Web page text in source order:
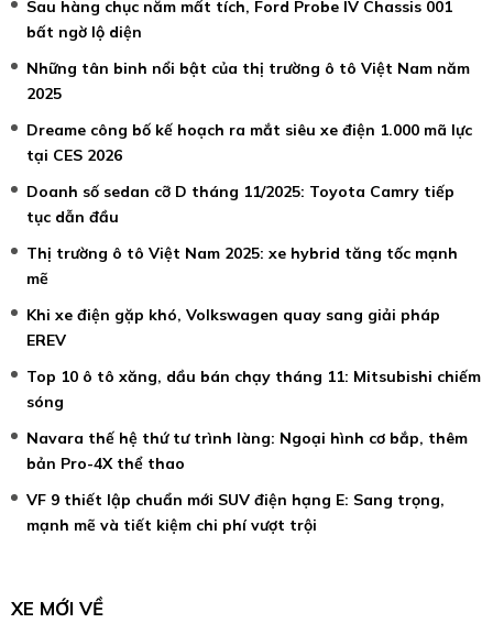
Sau hàng chục năm mất tích, Ford Probe IV Chassis 001
bất ngờ lộ diện
Những tân binh nổi bật của thị trường ô tô Việt Nam năm
2025
Dreame công bố kế hoạch ra mắt siêu xe điện 1.000 mã lực
tại CES 2026
Doanh số sedan cỡ D tháng 11/2025: Toyota Camry tiếp
tục dẫn đầu
Thị trường ô tô Việt Nam 2025: xe hybrid tăng tốc mạnh
mẽ
Khi xe điện gặp khó, Volkswagen quay sang giải pháp
EREV
Top 10 ô tô xăng, dầu bán chạy tháng 11: Mitsubishi chiếm
sóng
Navara thế hệ thứ tư trình làng: Ngoại hình cơ bắp, thêm
bản Pro-4X thể thao
VF 9 thiết lập chuẩn mới SUV điện hạng E: Sang trọng,
mạnh mẽ và tiết kiệm chi phí vượt trội
XE MỚI VỀ